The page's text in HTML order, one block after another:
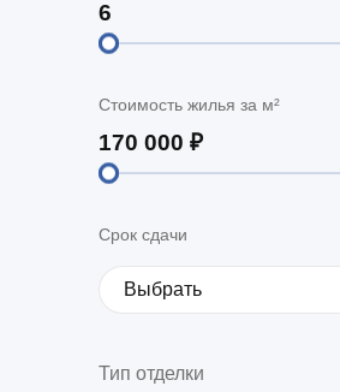
Стоимость жилья за м²
Срок сдачи
Выбрать
Тип отделки